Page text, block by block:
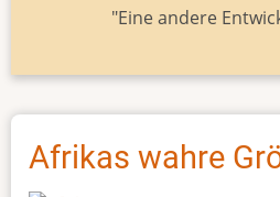
"Eine andere
Afrikas wahre